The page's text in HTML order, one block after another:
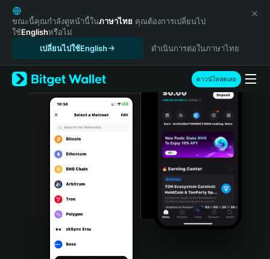
English
日本語
Tiếng Việt
Español (Latinoamérica)
Türkçe
Italiano
Português (Portugal)
Bahasa Indonesia
Português (Brasil)
ขณะนี้คุณกำลังดูหน้านี้ในภาษาไทย คุณต้องการเปลี่ยนไป
ใช้Englishหรือไม่
เปลี่ยนไปใช้English
ดำเนินการต่อในภาษาไทย
ดาวน์โหลดเลย